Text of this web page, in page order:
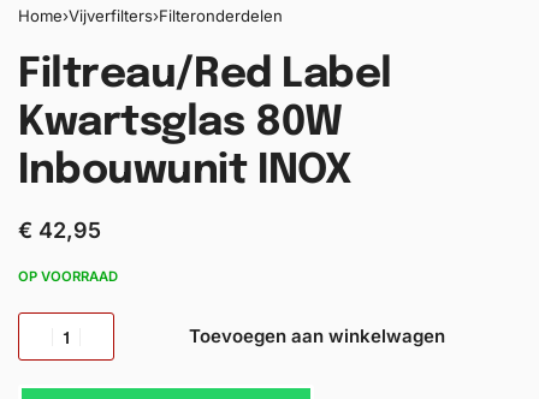
Home›Vijverfilters›Filteronderdelen
Filtreau/Red Label
Kwartsglas 80W
Inbouwunit INOX
€ 42,95
OP VOORRAAD
Toevoegen aan winkelwagen